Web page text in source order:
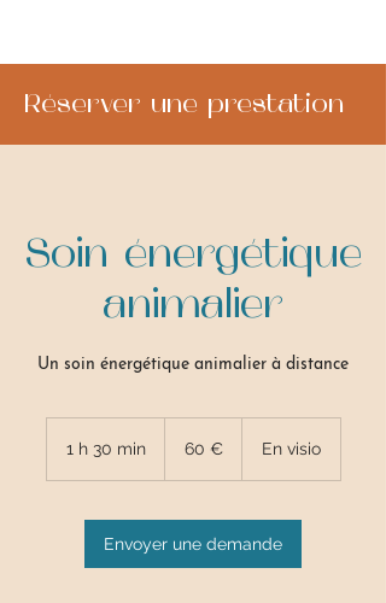
Réserver une prestation
Soin énergétique
animalier
Un soin énergétique animalier à distance
1 h 30 min1
m
i
60 € En visio
Envoyer une demande